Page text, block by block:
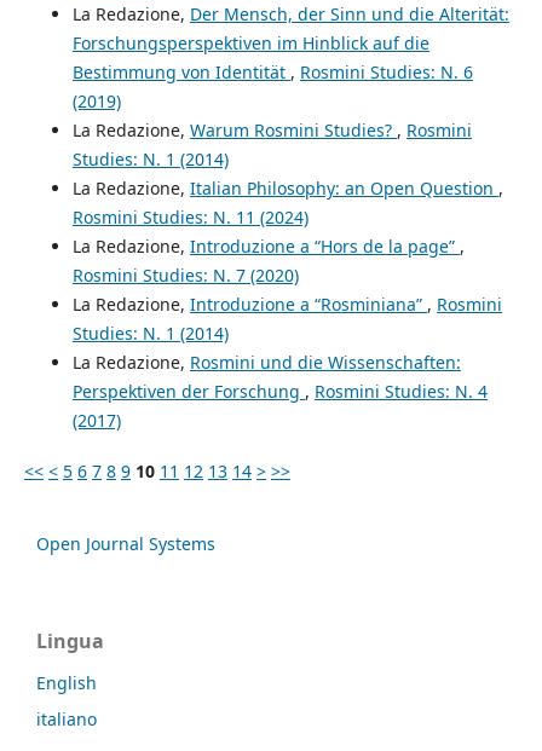
La Redazione, Der Mensch, der Sinn und die Alterität:
Forschungsperspektiven im Hinblick auf die
Bestimmung von Identität , Rosmini Studies: N. 6
(2019)
La Redazione, Warum Rosmini Studies? , Rosmini
Studies: N. 1 (2014)
La Redazione, Italian Philosophy: an Open Question ,
Rosmini Studies: N. 11 (2024)
La Redazione, Introduzione a “Hors de la page” ,
Rosmini Studies: N. 7 (2020)
La Redazione, Introduzione a “Rosminiana” , Rosmini
Studies: N. 1 (2014)
La Redazione, Rosmini und die Wissenschaften:
Perspektiven der Forschung , Rosmini Studies: N. 4
(2017)
<< < 5 6 7 8 9 10 11 12 13 14 > >>
Open Journal Systems
Lingua
English
italiano